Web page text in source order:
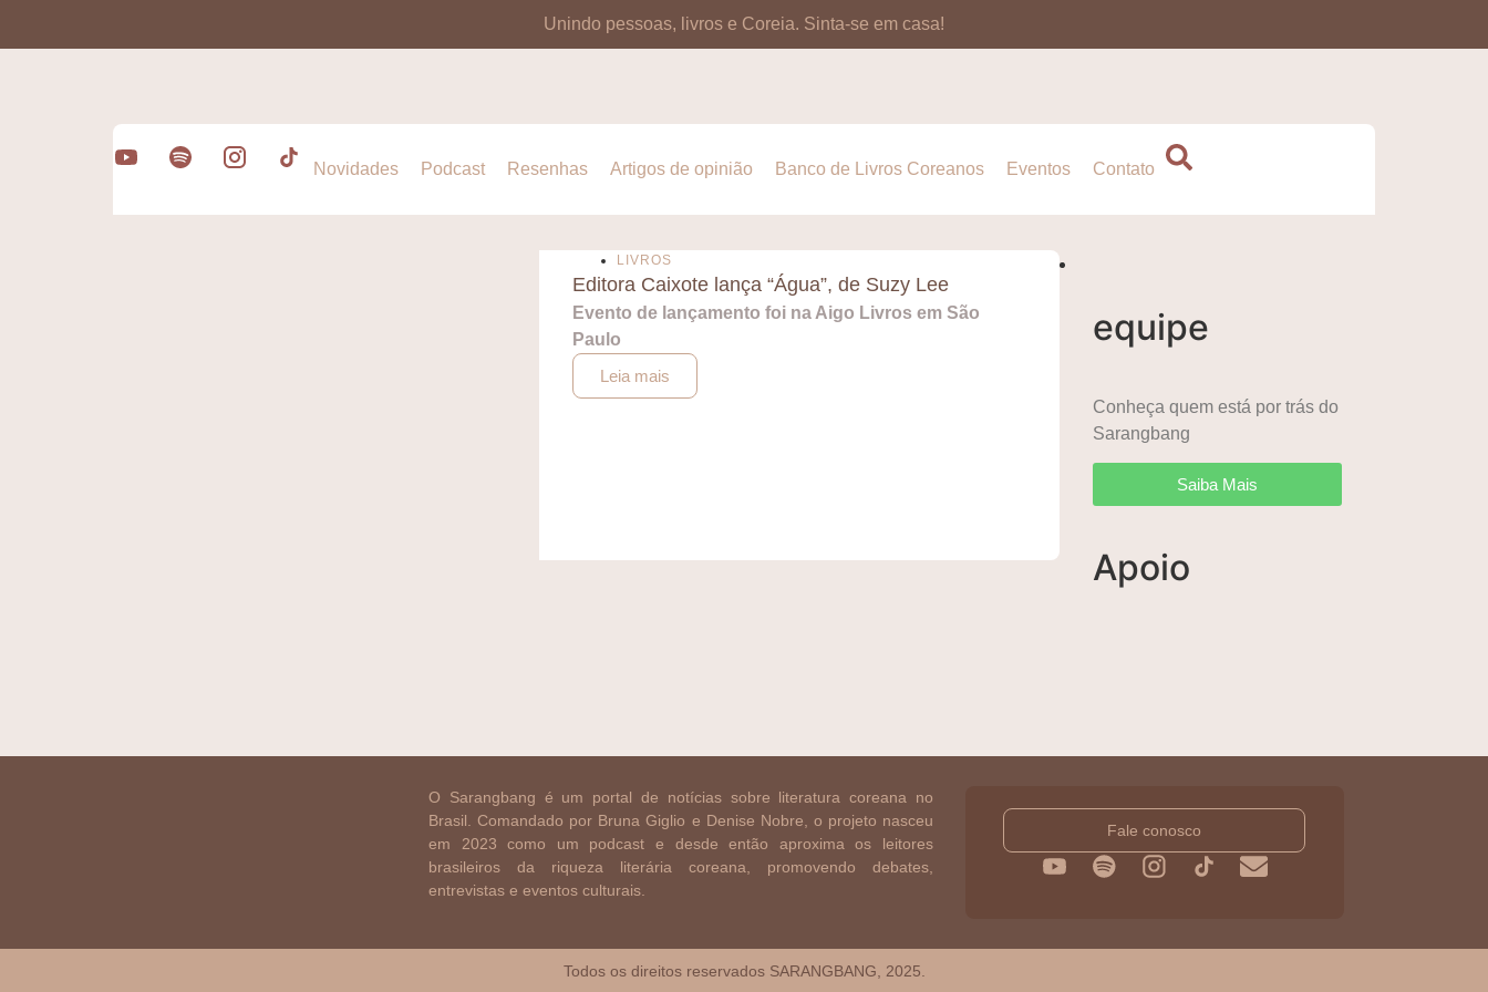
Unindo pessoas, livros e Coreia. Sinta-se em casa!
Novidades Podcast Resenhas Artigos de opinião Banco de Livros Coreanos Eventos Contato
LIVROS
Editora Caixote lança “Água”, de Suzy Lee
Evento de lançamento foi na Aigo Livros em São
Paulo
Leia mais
equipe
Conheça quem está por trás do
Sarangbang
Saiba Mais
Apoio
O Sarangbang é um portal de notícias sobre literatura coreana no
Brasil. Comandado por Bruna Giglio e Denise Nobre, o projeto nasceu
em 2023 como um podcast e desde então aproxima os leitores
brasileiros da riqueza literária coreana, promovendo debates,
entrevistas e eventos culturais.
Fale conosco
Todos os direitos reservados SARANGBANG, 2025.